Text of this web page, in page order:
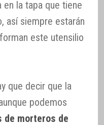
la tapa que tiene
así siempre estarán
este utensilio
que decir que la
podemos
de morteros de